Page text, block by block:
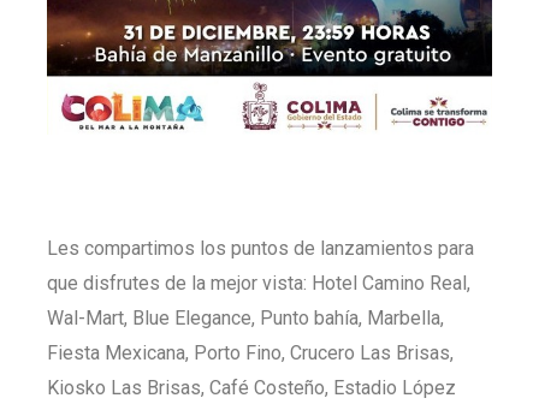
Les compartimos los puntos de lanzamientos para
que disfrutes de la mejor vista: Hotel Camino Real,
Wal-Mart, Blue Elegance, Punto bahía, Marbella,
Fiesta Mexicana, Porto Fino, Crucero Las Brisas,
Kiosko Las Brisas, Café Costeño, Estadio López